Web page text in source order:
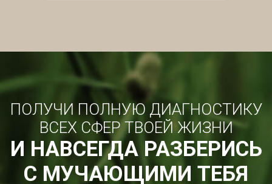
ПОЛУЧИ ПОЛНУЮ ДИАГНОСТИКУ
ВСЕХ СФЕР ТВОЕЙ ЖИЗНИ
И НАВСЕГДА РАЗБЕРИСЬ
С МУЧАЮЩИМИ ТЕБЯ